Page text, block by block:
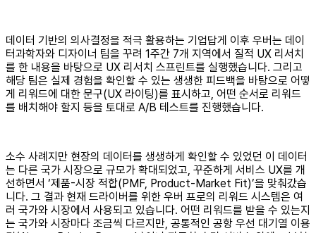
데이터 기반의 의사결정을 적극 활용하는 기업답게 이후 우버는 데이
터과학자와 디자이너 팀을 꾸려 1주간 7개 지역에서 질적 UX 리서치
를 한 내용을 바탕으로 UX 리서치 스프린트를 실행했습니다. 그리고
해당 팀은 실제 경험을 확인할 수 있는 생생한 피드백을 바탕으로 어떻
게 리워드에 대한 문구(UX 라이팅)를 표시하고, 어떤 순서로 리워드
를 배치해야 할지 등을 토대로 A/B 테스트를 진행했습니다.
소수 사례지만 현장의 데이터를 생생하게 확인할 수 있었던 이 데이터
는 다른 국가 시장으로 규모가 확대되었고, 꾸준하게 서비스 UX를 개
선하면서 ‘제품-시장 적합(PMF, Product-Market Fit)’을 맞춰갔습
니다. 그 결과 현재 드라이버를 위한 우버 프로의 리워드 시스템은 여
러 국가와 시장에서 사용되고 있습니다. 어떤 리워드를 받을 수 있는지
는 국가와 시장마다 조금씩 다르지만, 공통적인 공항 우선 대기열 이용